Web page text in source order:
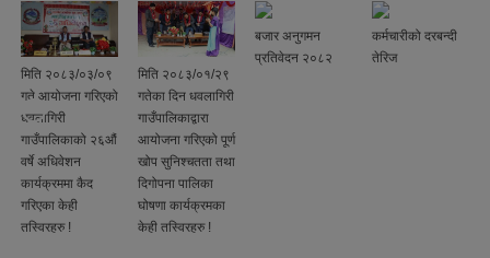
मिति २०८३/०३/०९
गते आयोजना गरिएको
धवलागिरी
गाउँपालिकाको २६औं
वर्षे अधिवेशन
कार्यक्रममा कैद
गरिएका केही
तस्विरहरु !
मिति २०८३/०१/२९
गतेका दिन धवलागिरी
गाउँपालिकाद्वारा
आयोजना गरिएको पूर्ण
खोप सुनिश्चतता तथा
दिगोपना पालिका
घोषणा कार्यक्रमका
केही तस्विरहरु !
बजार अनुगमन
प्रतिवेदन २०८२
कर्मचारीको दरबन्दी
तेरिज